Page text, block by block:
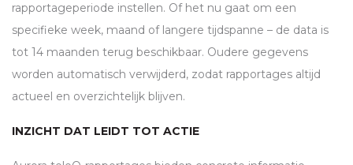
rapportageperiode instellen. Of het nu gaat om een
specifieke week, maand of langere tijdspanne – de data is
tot 14 maanden terug beschikbaar. Oudere gegevens
worden automatisch verwijderd, zodat rapportages altijd
actueel en overzichtelijk blijven.
INZICHT DAT LEIDT TOT ACTIE